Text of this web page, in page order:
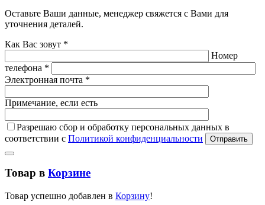
Оставьте Ваши данные, менеджер свяжется с Вами для
уточнения деталей.
Как Вас зовут *
Номер
телефона *
Электронная почта *
Примечание, если есть
Разрешаю сбор и обработку персональных данных в
соответствии с Политикой конфиденциальности Отправить
Товар в Корзине
Товар успешно добавлен в Корзину!